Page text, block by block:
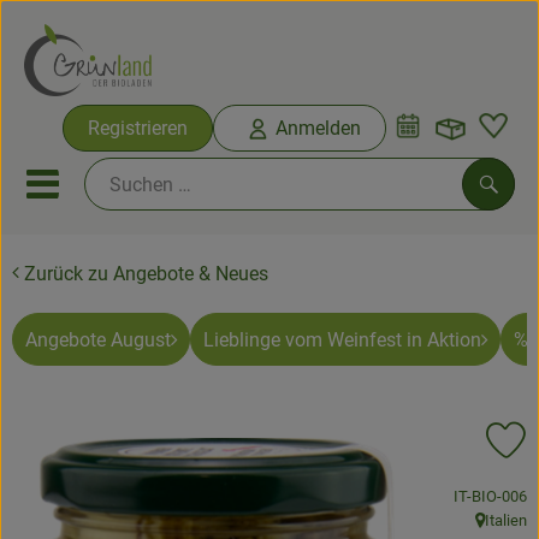
Registrieren Anmelden
Mobiles Menu öffnen oder
Ökokisten
Bio-Kochkisten
Ökokisten
Obst & Gemüse
Zurück zu Angebote & Neues
Angebote August Lieblinge vom Weinfest in Aktion %
,IT-BIO-006
,
Italien